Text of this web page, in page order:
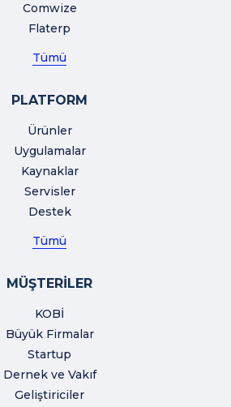
Comwize
Flaterp
Tümü
PLATFORM
Ürünler
Uygulamalar
Kaynaklar
Servisler
Destek
Tümü
MÜŞTERİLER
KOBİ
Büyük Firmalar
Startup
Dernek ve Vakıf
Geliştiriciler